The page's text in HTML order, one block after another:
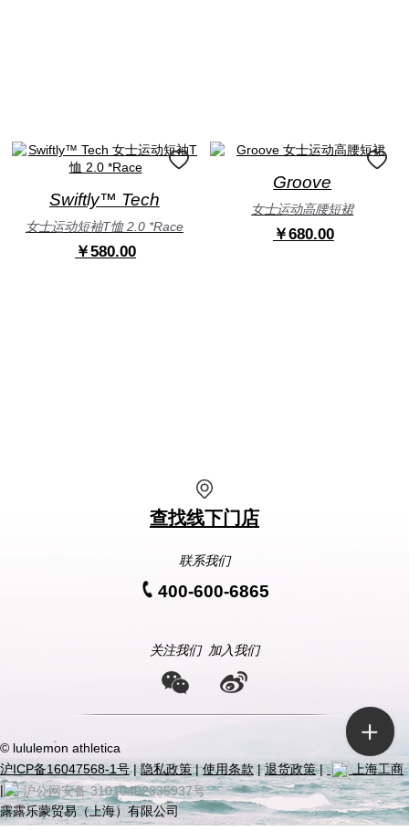
Swiftly™ Tech
女士运动短袖T恤 2.0 *Race
￥580.00
Groove
女士运动高腰短裙
￥680.00
查找线下门店
联系我们
400-600-6865
关注我们 加入我们
© lululemon athletica
沪ICP备16047568-1号|隐私政策|使用条款|退货政策|
上海工商
|
沪公网安备 31010402335937号
露露乐蒙贸易（上海）有限公司